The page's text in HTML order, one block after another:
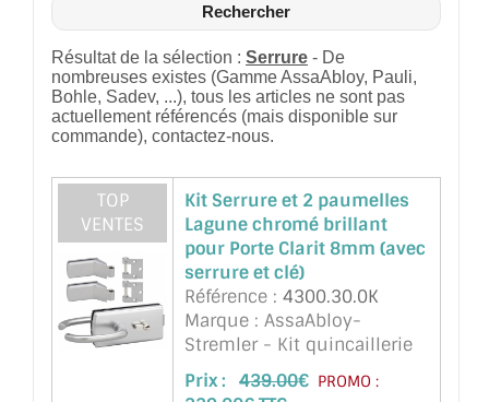
Rechercher
Résultat de la sélection : Serrure - De
nombreuses existes (Gamme AssaAbloy, Pauli,
Bohle, Sadev, ...), tous les articles ne sont pas
actuellement référencés (mais disponible sur
commande), contactez-nous.
TOP
VENTES
Kit Serrure et 2 paumelles
Lagune chromé brillant
pour Porte Clarit 8mm (avec
serrure et clé)
Référence : 4300.30.0K
Marque : AssaAbloy-
Stremler - Kit quincaillerie
Lagune chromé brillant pour
Porte Clarit épaisseur 8mm ,
Prix : 439.00€ PROMO :